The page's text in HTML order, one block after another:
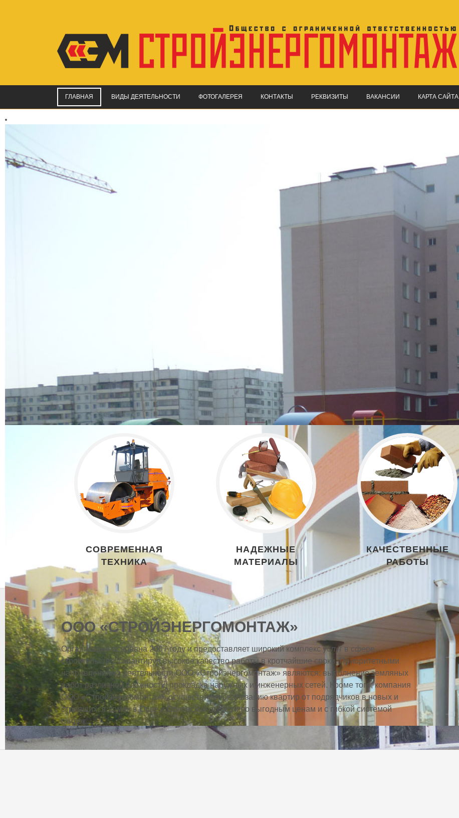
ГЛАВНАЯ ВИДЫ ДЕЯТЕЛЬНОСТИ ФОТОГАЛЕРЕЯ КОНТАКТЫ РЕКВИЗИТЫ ВАКАНСИИ КАРТА САЙТА
СОВРЕМЕННАЯ
ТЕХНИКА
НАДЕЖНЫЕ
МАТЕРИАЛЫ
КАЧЕСТВЕННЫЕ
РАБОТЫ
ООО «СТРОЙЭНЕРГОМОНТАЖ»
Организация основана 2007 году и предоставляет широкий комплекс услуг в сфере
строительства, гарантируя высокое качество работы в кротчайшие сроки. Приоритетными
направлениями деятельности ООО «Стройэнергомонтаж» являются: выполнение земляных
работ различной сложности; прокладка наружных и инженерных сетей. Кроме того, компания
ООО «Стройэнергомонтаж» осуществляет реализацию квартир от подрядчиков в новых и
строящихся домах в Орле и Орловской области по выгодным ценам и с гибкой системой
скидок...